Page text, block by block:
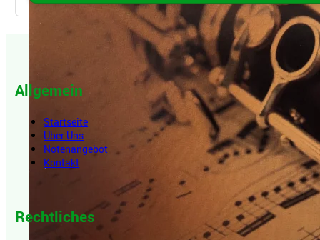
Allgemein
Startseite
Über Uns
Notenangebot
Kontakt
Rechtliches